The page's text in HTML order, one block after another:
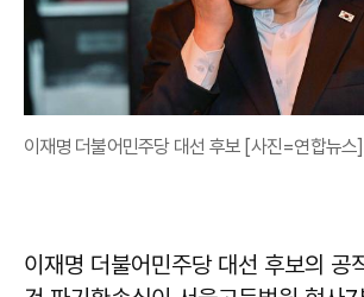
이재명 더불어민주당 대선 후보 [사진=연합뉴스]
이재명 더불어민주당 대선 후보의 공